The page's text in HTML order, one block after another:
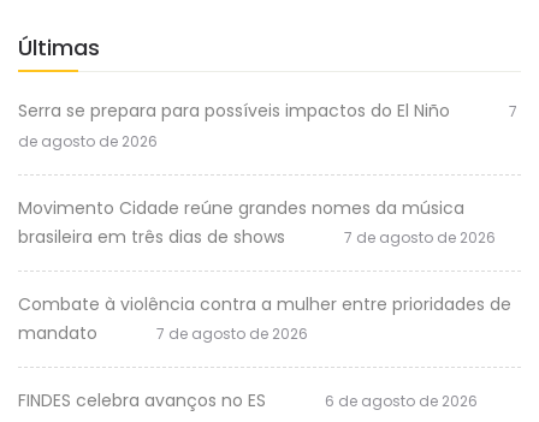
Últimas
Serra se prepara para possíveis impactos do El Niño
7
de agosto de 2026
Movimento Cidade reúne grandes nomes da música
brasileira em três dias de shows
7 de agosto de 2026
Combate à violência contra a mulher entre prioridades de
mandato
7 de agosto de 2026
FINDES celebra avanços no ES 6 de agosto de 2026